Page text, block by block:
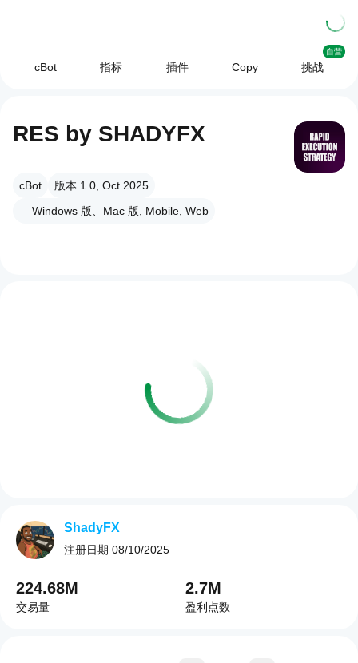
cBot 指标 插件 Copy 挑战
自营
RES by SHADYFX
cBot
版本 1.0, Oct 2025
Windows 版、Mac 版, Mobile, Web
ShadyFX
注册日期 08/10/2025
224.68M
交易量
2.7M
盈利点数